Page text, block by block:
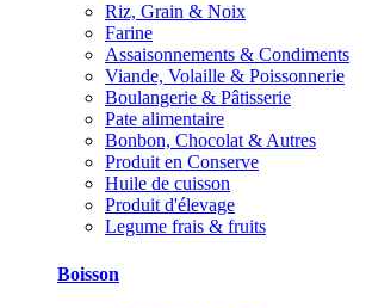
Riz, Grain & Noix
Farine
Assaisonnements & Condiments
Viande, Volaille & Poissonnerie
Boulangerie & Pâtisserie
Pate alimentaire
Bonbon, Chocolat & Autres
Produit en Conserve
Huile de cuisson
Produit d'élevage
Legume frais & fruits
Boisson